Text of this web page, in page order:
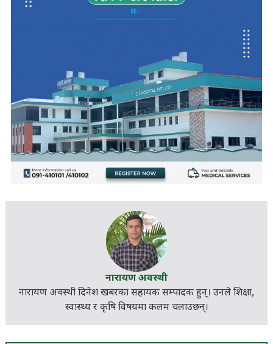
नारायण अवस्थी
नारायण अवस्थी दिनेश खबरका सहायक सम्पादक हुन्। उनले शिक्षा,
स्वास्थ्य र कृषि विषयमा कलम चलाउछन्।